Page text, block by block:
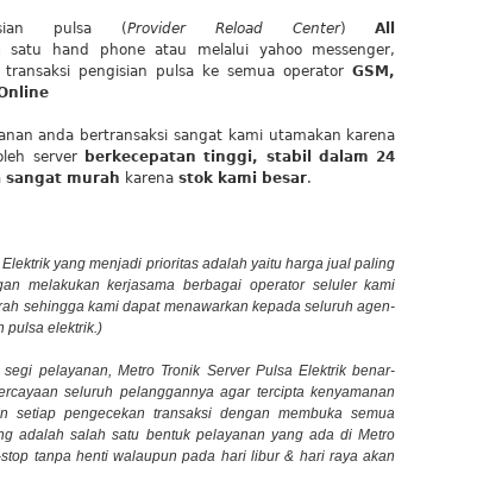
pulsa (Provider Reload Center)All
satu hand phone atau melalui yahoo messenger,
pengisian pulsa ke semua operatorGSM,
anda bertransaksi sangat kami utamakan karena
server
berkecepatan tinggi, stabil dalam 24
sangat murah karena stok kami besar.
yang menjadi prioritas adalah yaitu harga jual paling
melakukan kerjasama berbagai operator seluler kami
sehingga kami dapat menawarkan kepada seluruh agen-
pulsa elektrik.)
pelayanan, Metro Tronik Server Pulsa Elektrik benar-
seluruh pelanggannya agar tercipta kenyamanan
setiap pengecekan transaksi dengan membuka semua
adalah salah satu bentuk pelayanan yang ada di Metro
tanpa henti walaupun pada hari libur & hari raya akan